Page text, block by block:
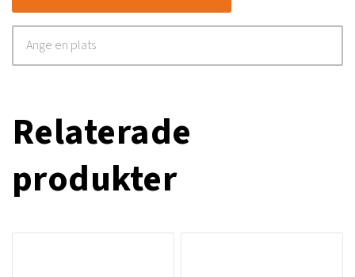
Relaterade
produkter